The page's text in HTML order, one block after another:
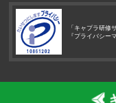
「キャプラ研修
『プライバシー